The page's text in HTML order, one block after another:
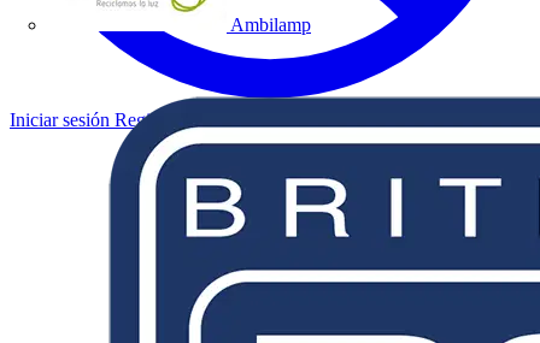
Ambilamp
Iniciar sesión Registrarse